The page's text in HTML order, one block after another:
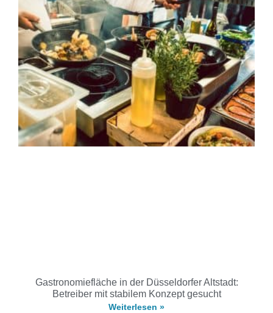
Gastronomiefläche in der Düsseldorfer Altstadt:
Betreiber mit stabilem Konzept gesucht
Weiterlesen »